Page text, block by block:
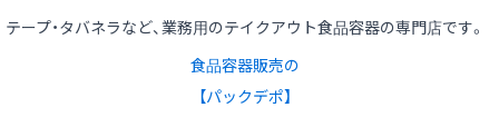
テープ・タバネラなど、業務用のテイクアウト食品容器の専門店です。
食品容器販売の
【パックデポ】